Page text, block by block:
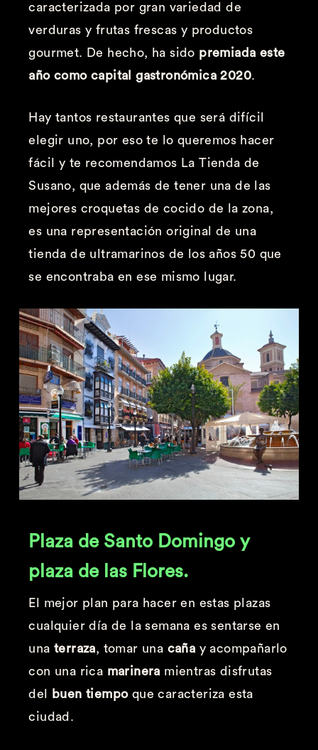
caracterizada por gran variedad de
verduras y frutas frescas y productos
gourmet. De hecho, ha sido premiada este
año como capital gastronómica 2020.
Hay tantos restaurantes que será difícil
elegir uno, por eso te lo queremos hacer
fácil y te recomendamos La Tienda de
Susano, que además de tener una de las
mejores croquetas de cocido de la zona,
es una representación original de una
tienda de ultramarinos de los años 50 que
se encontraba en ese mismo lugar.
Plaza de Santo Domingo y
plaza de las Flores.
El mejor plan para hacer en estas plazas
cualquier día de la semana es sentarse en
una terraza, tomar una caña y acompañarlo
con una rica marinera mientras disfrutas
del
buen tiempoque caracteriza esta
ciudad.